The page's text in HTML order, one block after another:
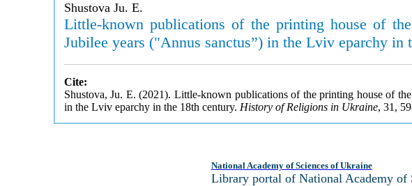
Shustova Ju. E.
Little-known publications of the printing house of
Jubilee years ("Annus sanctus”) in the Lviv eparchy in
Cite:
Shustova, Ju. E. (2021). Little-known publications of the printing house of
in the Lviv eparchy in the 18th century. History of Religions in Ukraine, 31,
National Academy of Sciences of Ukraine
Library portal of National Academy of